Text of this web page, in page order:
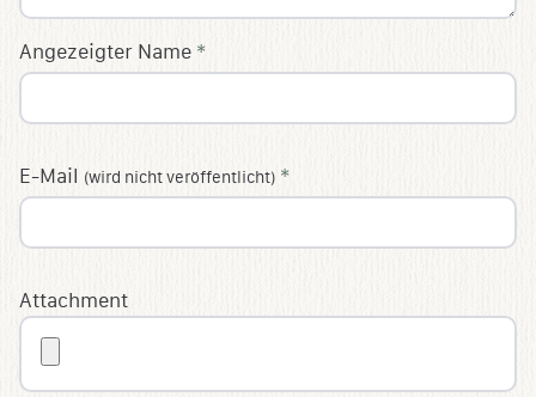
Angezeigter Name *
E-Mail (wird nicht veröffentlicht) *
Attachment